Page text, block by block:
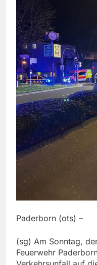
Paderborn (ots) –
(sg) Am Sonntag,
Feuerwehr